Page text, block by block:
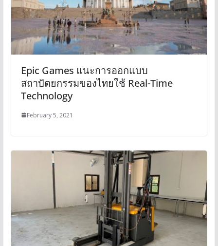
Epic Games แนะการออกแบบ
สถาปัตยกรรมของไทยใช้ Real-Time
Technology
February 5, 2021